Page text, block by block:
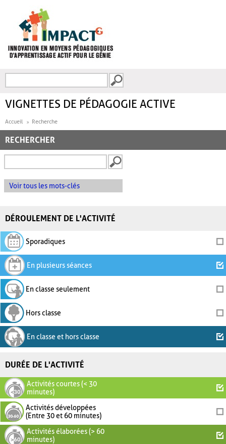
FORMULAIRE DE
VIGNETTES DE PÉDAGOGIE ACTIVE
Accueil Recherche
RECHERCHER
Voir tous les mots-clés
DÉROULEMENT DE L'ACTIVITÉ
Sporadiques
En plusieurs séances
En classe seulement
Hors classe
En classe et hors classe
DURÉE DE L'ACTIVITÉ
Activités courtes (< 30
minutes)
Activités développées
(Entre 30 et 60 minutes)
Activités élaborées (> 60
minutes)